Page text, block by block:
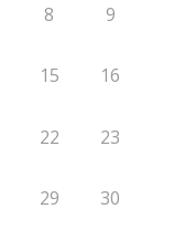
8 9
15 16
22 23
29 30